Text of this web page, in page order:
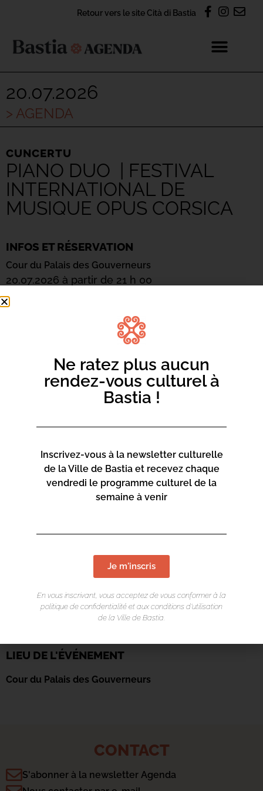
Retour vers le site Cità di Bastia
20.07.2026
> AGENDA
CUNCERTU
PIANO DUO | FESTIVAL
INTERNATIONAL DE
MUSIQUE OPUS CORSICA
INFOS ET RÉSERVATION
Cour du Palais des Gouverneurs
20.07.2026 à partir de 21 h 00
Jeunes Talents : Sélection 2026 du
dernier Cuncorsu Mediterraniu di Pianò Opus Corsica.
Billetterie en ligne :https://opus.corsica/reserver-vos-
LIEU DE L'ÉVÉNEMENT
Cour du Palais des Gouverneurs
CONTACT
S'abonner à la newsletter Agenda
Ne ratez plus aucun
rendez-vous culturel à
Bastia !
Inscrivez-vous à la newsletter culturelle
de la Ville de Bastia et recevez chaque
vendredi le programme culturel de la
semaine à venir
Je m'inscris
En vous inscrivant, vous acceptez de vous conformer à la
politique de confidentialité et aux conditions d’utilisation
de la Ville de Bastia.